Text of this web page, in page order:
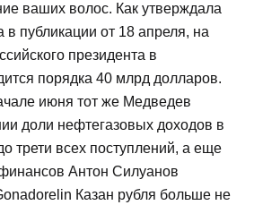
ваших волос. Как утверждала
в публикации от 18 апреля, на
президента в
порядка 40 млрд долларов.
июня тот же Медведев
доли нефтегазовых доходов в
трети всех поступлений, а еще
Антон Силуанов
Казан рубля больше не